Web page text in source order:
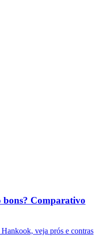
bons? Comparativo
veja prós e contras